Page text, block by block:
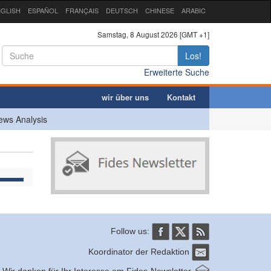
ESPAÑOL FRANÇAIS DEUTSCH CHINESE ARABIC
Samstag, 8 August 2026 [GMT +1]
Los!
Erweiterte Suche
wir über uns Kontakt
Analysis
Follow us:
Koordinator der Redaktion